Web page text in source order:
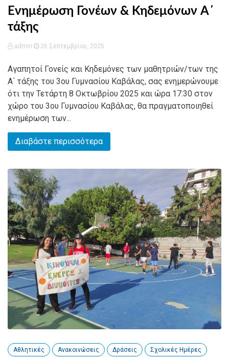
Ενημέρωση Γονέων & Κηδεμόνων Α΄
τάξης
admin 26 Σεπτεμβρίου, 2025
Αγαπητοί Γονείς και Κηδεμόνες των μαθητριών/των της
Α΄ τάξης του 3ου Γυμνασίου Καβάλας, σας ενημερώνουμε
ότι την Τετάρτη 8 Οκτωβρίου 2025 και ώρα 17:30 στον
χώρο του 3ου Γυμνασίου Καβάλας, θα πραγματοποιηθεί
ενημέρωση των...
Διαβάστε περισσότερα
Αθλητικές Ανακοινώσεις Δράσεις Σχολικές Ημέρες